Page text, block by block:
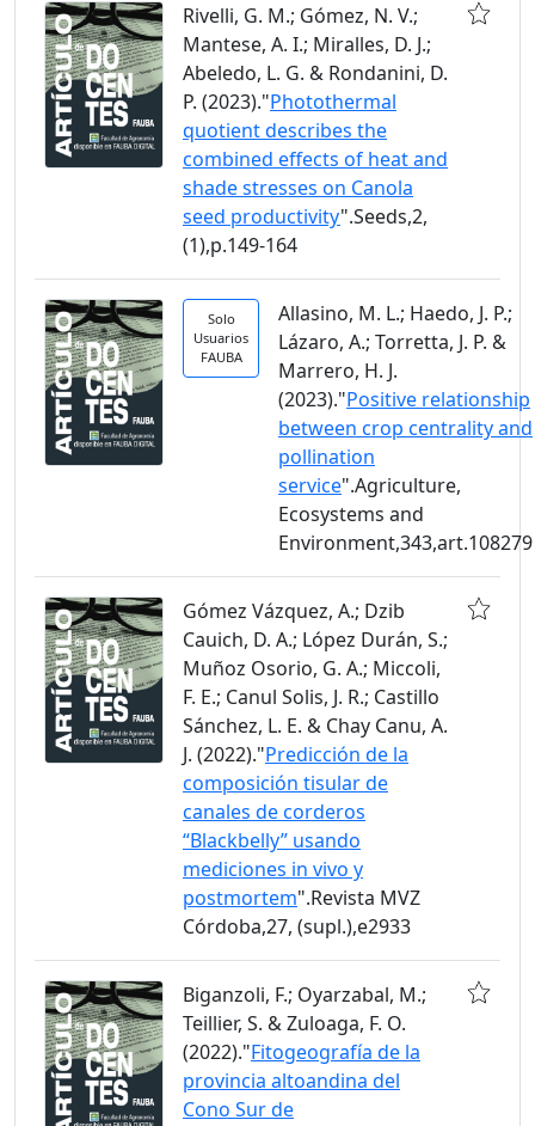
Rivelli, G. M.; Gómez, N. V.;
Mantese, A. I.; Miralles, D. J.;
Abeledo, L. G. & Rondanini, D.
P. (2023)."Photothermal
quotient describes the
combined effects of heat and
shade stresses on Canola
seed productivity".Seeds,2,
(1),p.149-164
Solo
Usuarios
FAUBA
Allasino, M. L.; Haedo, J. P.;
Lázaro, A.; Torretta, J. P. &
Marrero, H. J.
(2023)."Positive relationship
between crop centrality and
pollination
service".Agriculture,
Ecosystems and
Environment,343,art.108279
Gómez Vázquez, A.; Dzib
Cauich, D. A.; López Durán, S.;
Muñoz Osorio, G. A.; Miccoli,
F. E.; Canul Solis, J. R.; Castillo
Sánchez, L. E. & Chay Canu, A.
J. (2022)."Predicción de la
composición tisular de
canales de corderos
“Blackbelly” usando
mediciones in vivo y
postmortem".Revista MVZ
Córdoba,27, (supl.),e2933
Biganzoli, F.; Oyarzabal, M.;
Teillier, S. & Zuloaga, F. O.
(2022)."Fitogeografía de la
provincia altoandina del
Cono Sur de